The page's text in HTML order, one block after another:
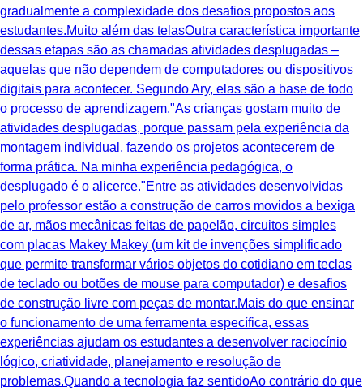
gradualmente a complexidade dos desafios propostos aos
estudantes.Muito além das telasOutra característica importante
dessas etapas são as chamadas atividades desplugadas –
aquelas que não dependem de computadores ou dispositivos
digitais para acontecer. Segundo Ary, elas são a base de todo
o processo de aprendizagem."As crianças gostam muito de
atividades desplugadas, porque passam pela experiência da
montagem individual, fazendo os projetos acontecerem de
forma prática. Na minha experiência pedagógica, o
desplugado é o alicerce."Entre as atividades desenvolvidas
pelo professor estão a construção de carros movidos a bexiga
de ar, mãos mecânicas feitas de papelão, circuitos simples
com placas Makey Makey (um kit de invenções simplificado
que permite transformar vários objetos do cotidiano em teclas
de teclado ou botões de mouse para computador) e desafios
de construção livre com peças de montar.Mais do que ensinar
o funcionamento de uma ferramenta específica, essas
experiências ajudam os estudantes a desenvolver raciocínio
lógico, criatividade, planejamento e resolução de
problemas.Quando a tecnologia faz sentidoAo contrário do que